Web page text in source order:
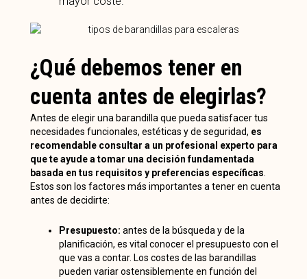
¿Qué debemos tener en
cuenta antes de elegirlas?
Antes de elegir una barandilla que pueda satisfacer tus
necesidades funcionales, estéticas y de seguridad, es
recomendable consultar a un profesional experto para
que te ayude a tomar una decisión fundamentada
basada en tus requisitos y preferencias específicas
Estos son los factores más importantes a tener en cuenta
antes de decidirte:
Presupuesto: antes de la búsqueda y de la
planificación, es vital conocer el presupuesto con el
que vas a contar. Los costes de las barandillas
pueden variar ostensiblemente en función del